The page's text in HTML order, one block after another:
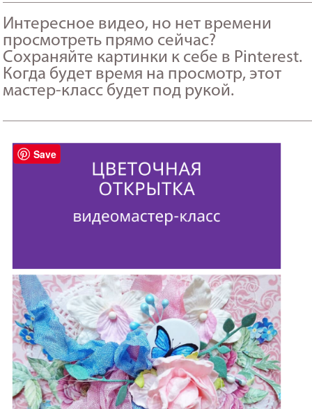
Интересное видео, но нет времени
просмотреть прямо сейчас?
Сохраняйте картинки к себе в Pinterest.
Когда будет время на просмотр, этот
мастер-класс будет под рукой.
Save